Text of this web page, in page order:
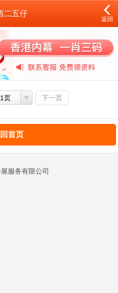
二五仔
返回
页 下一页
首页
服务有限公司